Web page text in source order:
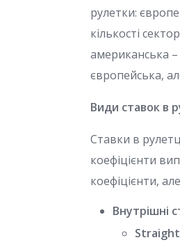
рулетки:
кількості
американська –
європейська,
Види ставок в
Ставки в
коефіцієнти
коефіцієнти,
Внутрішні